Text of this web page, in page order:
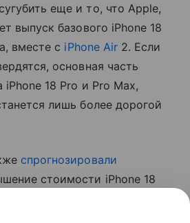
еще и то, что Apple,
выпуск базового iPhone 18
вместе с iPhone Air2. Если
основная часть
iPhone 18 Pro и Pro Max,
лишь более дорогой
спрогнозировали
стоимости iPhone 18